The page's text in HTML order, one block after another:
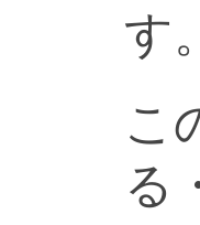
す。
こ
る